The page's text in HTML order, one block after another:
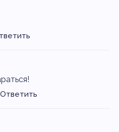
Ответить